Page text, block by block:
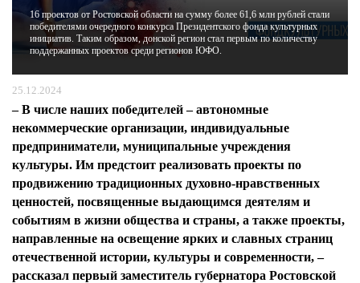
16 проектов от Ростовской области на сумму более 61,6 млн рублей стали
победителями очередного конкурса Президентского фонда культурных
инициатив. Таким образом, донской регион стал первым по количеству
поддержанных проектов среди регионов ЮФО.
25.12.2024
– В числе наших победителей – автономные
некоммерческие организации, индивидуальные
предприниматели, муниципальные учреждения
культуры. Им предстоит реализовать проекты по
продвижению традиционных духовно-нравственных
ценностей, посвященные выдающимся деятелям и
событиям в жизни общества и страны, а также проекты,
направленные на освещение ярких и славных страниц
отечественной истории, культуры и современности, –
рассказал первый заместитель губернатора Ростовской